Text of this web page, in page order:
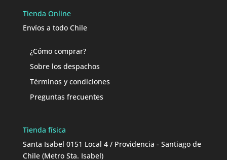
Tienda Online
Envíos a todo Chile
¿Cómo comprar?
Sobre los despachos
Términos y condiciones
Preguntas frecuentes
Tienda física
Santa Isabel 0151 Local 4 / Providencia - Santiago de
Chile (Metro Sta. Isabel)